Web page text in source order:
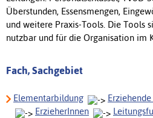
Überstunden, Essensmengen,
und weitere Praxis-Tools. Die Tools
nutzbar und für die Organisation im
Fach, Sachgebiet
Elementarbildung
ErzieherInnen